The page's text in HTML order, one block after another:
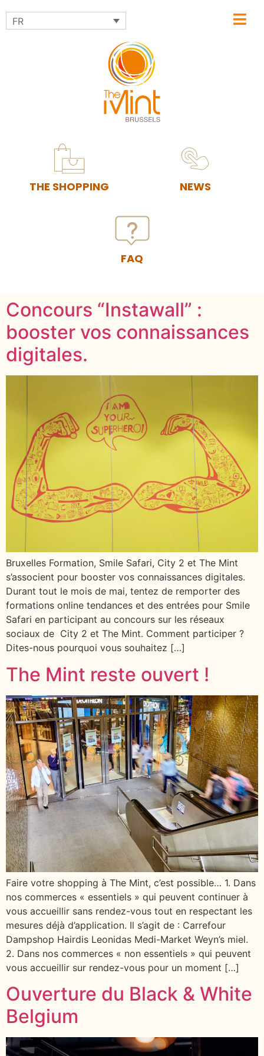
THE SHOPPING NEWS
FAQ
FR
Concours “Instawall” :
booster vos connaissances
digitales.
Bruxelles Formation, Smile Safari, City 2 et The Mint
s’associent pour booster vos connaissances digitales.
Durant tout le mois de mai, tentez de remporter des
formations online tendances et des entrées pour Smile
Safari en participant au concours sur les réseaux
sociaux de City 2 et The Mint. Comment participer ?
Dites-nous pourquoi vous souhaitez […]
The Mint reste ouvert !
Faire votre shopping à The Mint, c’est possible… 1. Dans
nos commerces « essentiels » qui peuvent continuer à
vous accueillir sans rendez-vous tout en respectant les
mesures déjà d’application. Il s’agit de : Carrefour
Dampshop Hairdis Leonidas Medi-Market Weyn’s miel.
2. Dans nos commerces « non essentiels » qui peuvent
vous accueillir sur rendez-vous pour un moment […]
Ouverture du Black & White
Belgium